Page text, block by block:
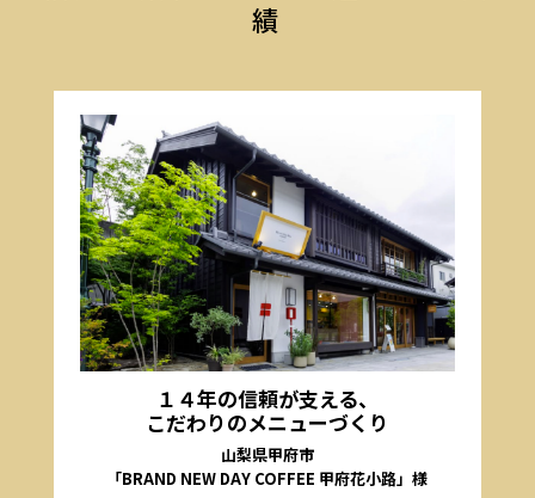
績
１４年の信頼が支える、
こだわりのメニューづくり
山梨県甲府市
「BRAND NEW DAY COFFEE 甲府花小路」様